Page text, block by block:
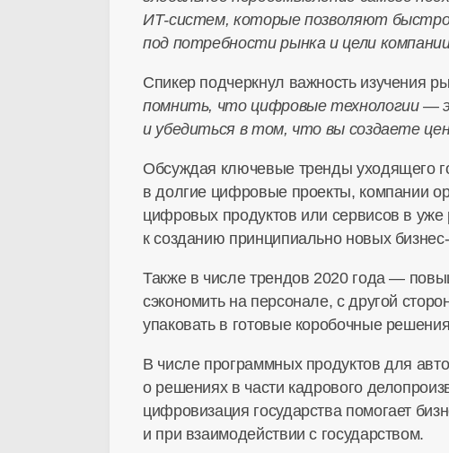
ИТ-систем, которые позволяют
под потребности рынка и цели
Спикер подчеркнул важность изучения
помнить, что цифровые технологии —
и убедиться в том, что вы создаете
Обсуждая ключевые тренды уходящего
в долгие цифровые проекты, компании
цифровых продуктов или сервисов в
к созданию принципиально новых
Также в числе трендов 2020 года —
сэкономить на персонале, с другой
упаковать в готовые коробочные
В числе программных продуктов для
о решениях в части кадрового
цифровизация государства помогает
и при взаимодействии с государством.